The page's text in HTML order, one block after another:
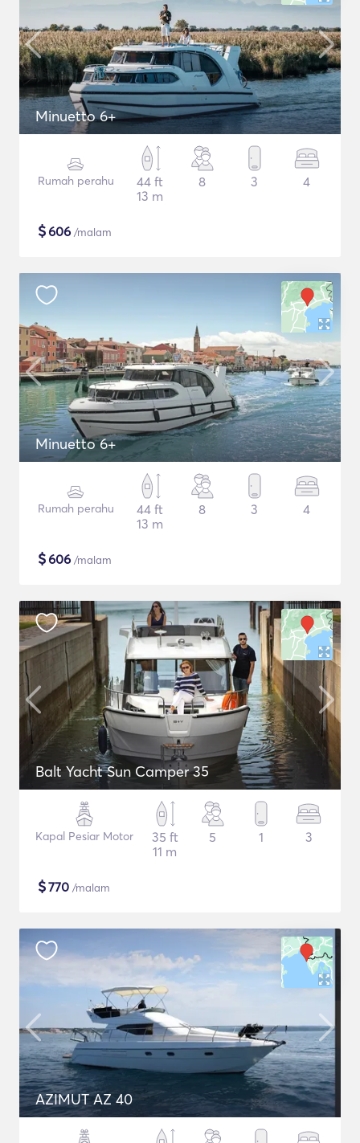
Minuetto 6+
Rumah perahu
44 ft
13 m
8 3 4
$606 /malam
Minuetto 6+
Rumah perahu
44 ft
13 m
8 3 4
$606 /malam
Balt Yacht Sun Camper 35
Kapal Pesiar Motor
35 ft
11 m
5 1 3
$770 /malam
AZIMUT AZ 40